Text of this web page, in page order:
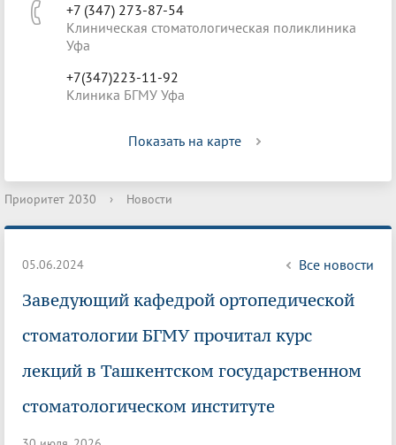
+7 (347) 273-87-54
Клиническая стоматологическая поликлиника
Уфа
+7(347)223-11-92
Клиника БГМУ Уфа
Показать на карте
Приоритет 2030 › Новости
05.06.2024 Все новости
Заведующий кафедрой ортопедической
стоматологии БГМУ прочитал курс
лекций в Ташкентском государственном
стоматологическом институте